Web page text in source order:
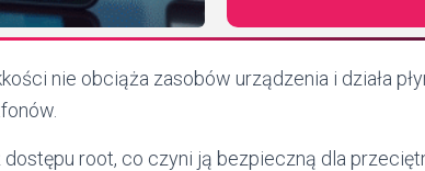
nie obciąża zasobów urządzenia i działa
root, co czyni ją bezpieczną dla